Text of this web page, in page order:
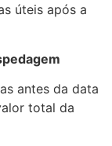
úteis após a
antes da data
total da